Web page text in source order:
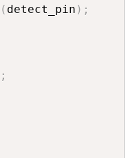
( detect_pin ) ;
;